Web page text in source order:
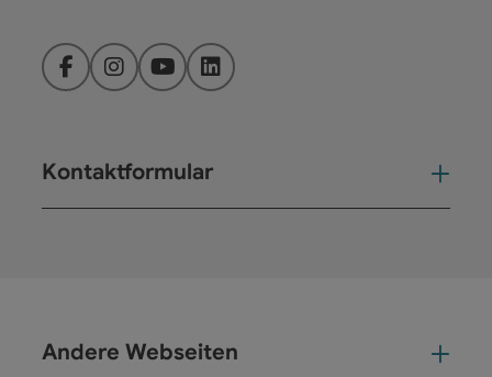
FacebookInstagramYouTubeLinkedIn
Kontaktformular
Andere Webseiten